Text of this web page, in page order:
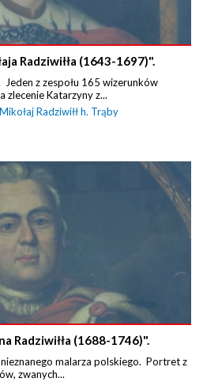
Radziwiłła (1643-1697)".
z zespołu 165 wizerunków
zlecenie Katarzyny z...
Radziwiłł h. Trąby
Radziwiłła (1688-1746)".
malarza polskiego. Portret z
zwanych...